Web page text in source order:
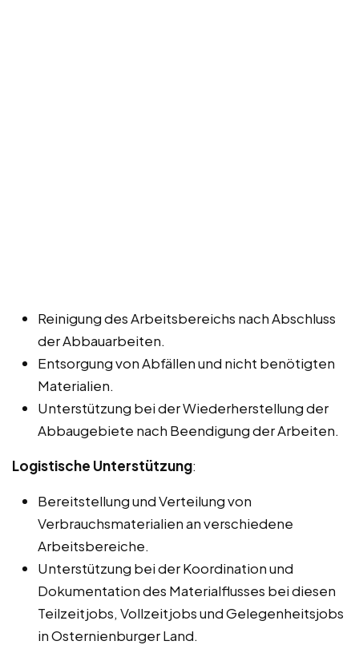
Reinigung des Arbeitsbereichs nach Abschluss
der Abbauarbeiten.
Entsorgung von Abfällen und nicht benötigten
Materialien.
Unterstützung bei der Wiederherstellung der
Abbaugebiete nach Beendigung der Arbeiten.
Logistische Unterstützung:
Bereitstellung und Verteilung von
Verbrauchsmaterialien an verschiedene
Arbeitsbereiche.
Unterstützung bei der Koordination und
Dokumentation des Materialflusses bei diesen
Teilzeitjobs, Vollzeitjobs und Gelegenheitsjobs
in Osternienburger Land.